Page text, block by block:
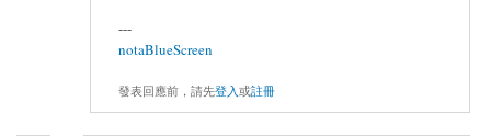
---
notaBlueScreen
發表回應前，請先登入或註冊